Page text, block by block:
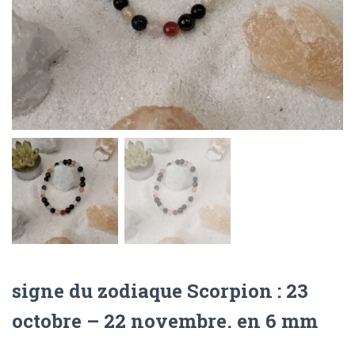
signe du zodiaque Scorpion : 23
octobre – 22 novembre. en 6 mm